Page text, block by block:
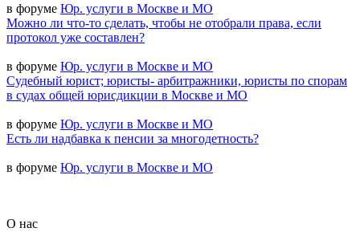
в форуме Юр. услуги в Москве и МО
Можно ли что-то сделать, чтобы не отобрали права, если
протокол уже составлен?
в форуме Юр. услуги в Москве и МО
Судебный юрист; юристы- арбитражники, юристы по спорам
в судах общей юрисдикции в Москве и МО
в форуме Юр. услуги в Москве и МО
Есть ли надбавка к пенсии за многодетность?
в форуме Юр. услуги в Москве и МО
О нас